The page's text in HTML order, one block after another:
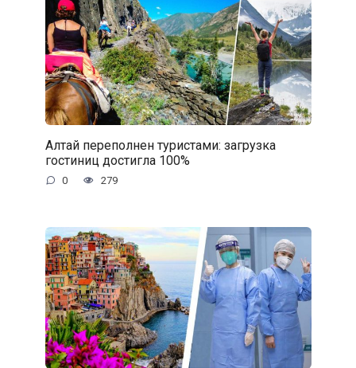
Алтай переполнен туристами: загрузка
гостиниц достигла 100%
0 279